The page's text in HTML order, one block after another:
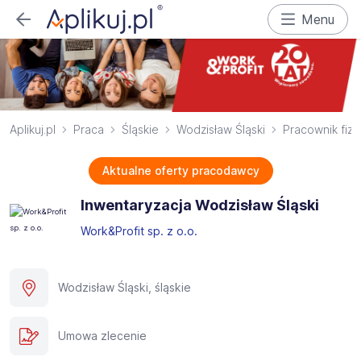
Menu
Aplikuj.pl Praca Śląskie Wodzisław Śląski Pracownik
Aktualne oferty pracodawcy
Inwentaryzacja Wodzisław Śląski
Work&Profit sp. z o.o.
Wodzisław Śląski, śląskie
Umowa zlecenie